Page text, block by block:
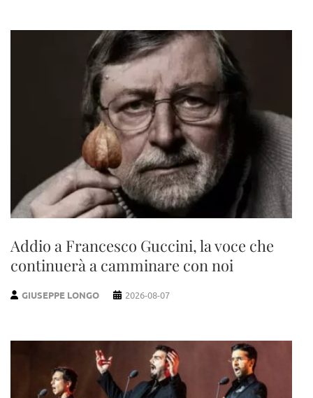
Addio a Francesco Guccini, la voce che
continuerà a camminare con noi
GIUSEPPE LONGO 2026-08-07